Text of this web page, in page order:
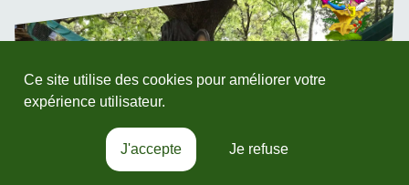
Ce site utilise des cookies pour améliorer votre
expérience utilisateur.
J'accepte Je refuse